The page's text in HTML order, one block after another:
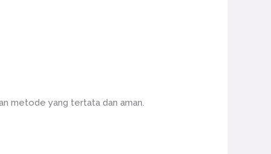
metode yang tertata dan aman.